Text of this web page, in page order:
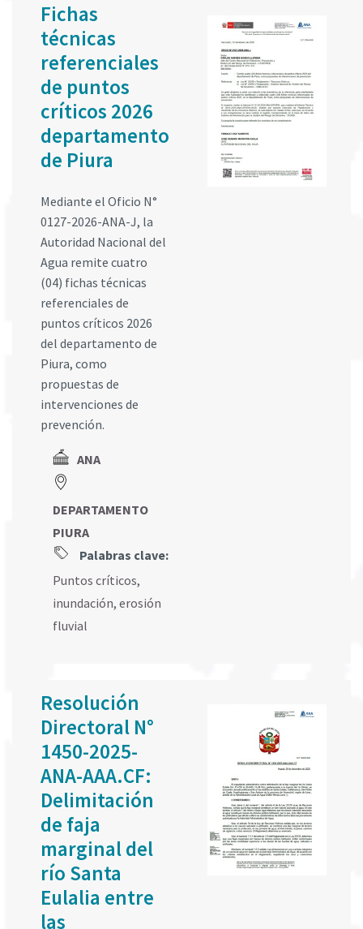
Fichas
técnicas
referenciales
de puntos
críticos 2026
departamento
de Piura
Mediante el Oficio N°
0127-2026-ANA-J, la
Autoridad Nacional del
Agua remite cuatro
(04) fichas técnicas
referenciales de
puntos críticos 2026
del departamento de
Piura, como
propuestas de
intervenciones de
prevención.
ANA
DEPARTAMENTO
PIURA
Palabras clave:
Puntos críticos,
inundación, erosión
fluvial
Resolución
Directoral N°
1450-2025-
ANA-AAA.CF:
Delimitación
de faja
marginal del
río Santa
Eulalia entre
las